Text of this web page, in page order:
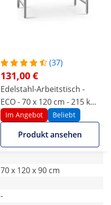
(37)
131,00 €
Edelstahl-Arbeitstisch -
ECO - 70 x 120 cm - 215 kg -
klappbar - Royal Catering
Im Angebot Beliebt
Produkt ansehen
70 x 120 x 90 cm
-